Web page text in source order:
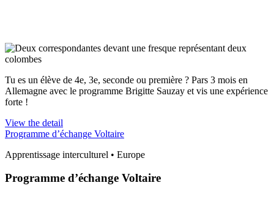
Tu es un élève de 4e, 3e, seconde ou première ? Pars 3 mois en
Allemagne avec le programme Brigitte Sauzay et vis une expérience
forte !
View the detail
Programme d’échange Voltaire
Apprentissage interculturel • Europe
Programme d’échange Voltaire